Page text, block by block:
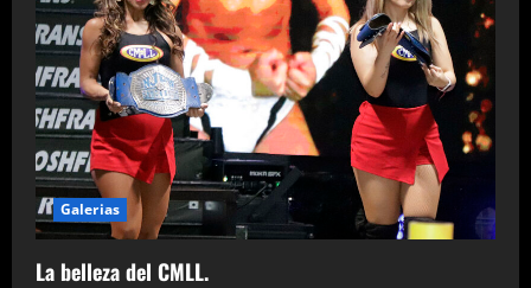
Galerias
La belleza del CMLL.